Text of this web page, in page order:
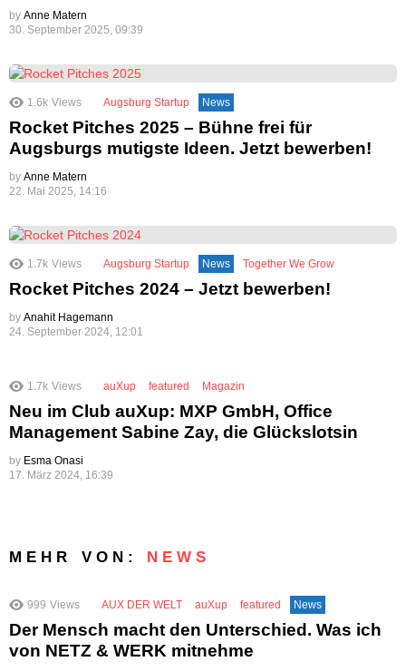
by Anne Matern
30. September 2025, 09:39
1.6k Views Augsburg Startup News
Rocket Pitches 2025 – Bühne frei für
Augsburgs mutigste Ideen. Jetzt bewerben!
by Anne Matern
22. Mai 2025, 14:16
1.7k Views Augsburg Startup News Together We Grow
Rocket Pitches 2024 – Jetzt bewerben!
by Anahit Hagemann
24. September 2024, 12:01
1.7k Views auXup featured Magazin
Neu im Club auXup: MXP GmbH, Office
Management Sabine Zay, die Glückslotsin
by Esma Onasi
17. März 2024, 16:39
MEHR VON: NEWS
999 Views AUX DER WELT auXup featured News
Der Mensch macht den Unterschied. Was ich
von NETZ & WERK mitnehme